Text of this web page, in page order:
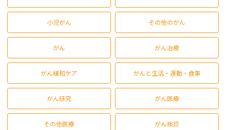
小児がん その他のがん
がん がん治療
がん緩和ケア がんと生活・運動・食事
がん研究 がん医療
その他医療 がん検診